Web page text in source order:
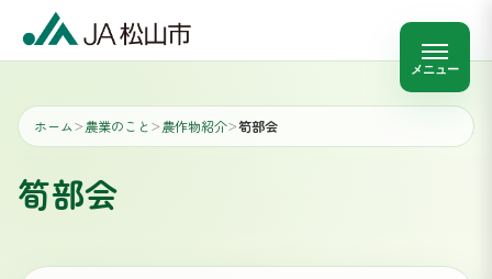
メニュー
ホーム＞ 農業のこと ＞ 農作物紹介＞筍部会
筍部会